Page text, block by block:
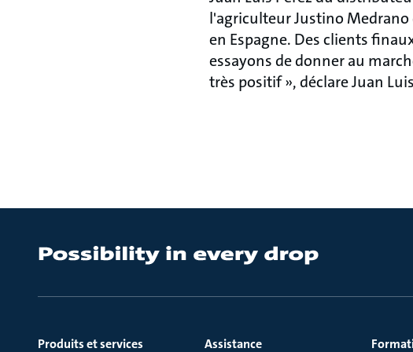
l'agriculteur Justino Medrano
en Espagne. Des clients
essayons de donner au
très positif », déclare Juan
Produits et services Assistance